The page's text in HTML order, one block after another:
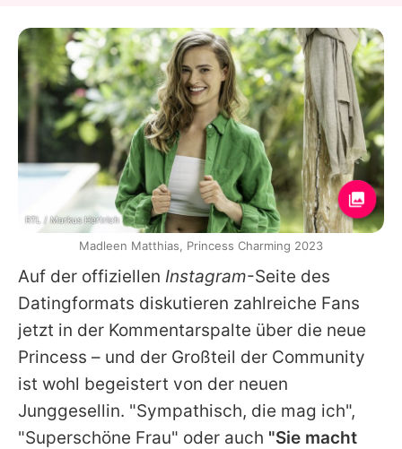
Auf der offiziellen Instagram-Seite des
Datingformats diskutieren zahlreiche Fans
jetzt in der Kommentarspalte über die neue
Princess – und der Großteil der Community
ist wohl begeistert von der neuen
Junggesellin. "Sympathisch, die mag ich",
"Superschöne Frau" oder auch "Sie macht
RTL / Markus Hertrich
Madleen Matthias, Princess Charming 2023